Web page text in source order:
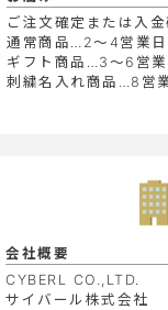
ご注文確定または入金
通常商品…2～4営業日
ギフト商品…3～6営業
刺繍名入れ商品…8営
会社概要
CYBERL CO.,LTD.
サイバール株式会社